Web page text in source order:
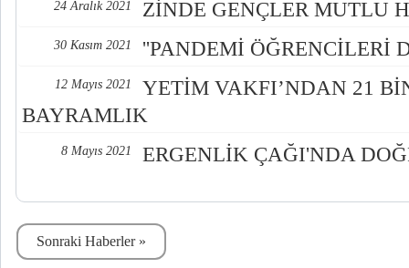
24 Aralık 2021 ZİNDE GENÇLER MUTLU
30 Kasım 2021 ''PANDEMİ ÖĞRENCİLERİ
12 Mayıs 2021
YETİM VAKFI’NDAN 21
BAYRAMLIK
8 Mayıs 2021 ERGENLİK ÇAĞI'NDA
Sonraki Haberler »